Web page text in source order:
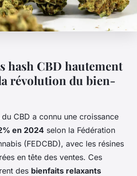
hash CBD hautement
révolution du bien-
CBD a connu une croissance
en 2024 selon la Fédération
(FEDCBD), avec les résines
en tête des ventes. Ces
des bienfaits relaxants